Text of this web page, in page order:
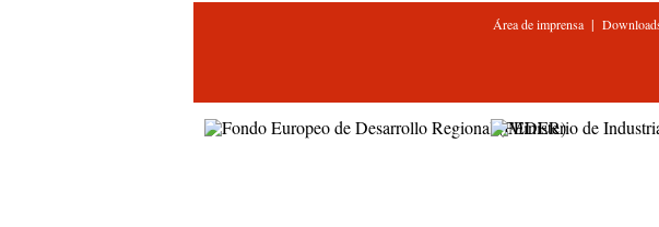
Área de imprensa|